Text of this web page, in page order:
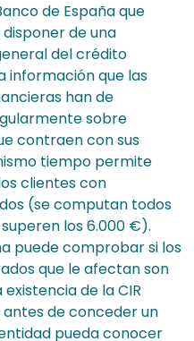
de España que
de una
del crédito
información que las
han de
sobre
contraen con sus
tiempo permite
clientes con
(se computan todos
los 6.000 €).
puede comprobar si los
que le afectan son
de la CIR
de conceder un
pueda conocer